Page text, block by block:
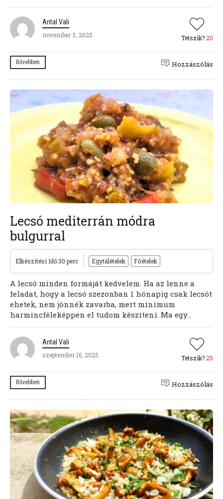
Antal Vali
november 3, 2025
Tetszik? 20
Bővebben Hozzászólás
Lecsó mediterrán módra
bulgurral
Elkészítési Idő:30 perc Egytálételek Főételek
A lecsó minden formáját kedvelem. Ha az lenne a
feladat, hogy a lecsó szezonban 1 hónapig csak lecsót
ehetek, nem jönnék zavarba, mert minimum
harmincféleképpen el tudom készíteni. Ma egy...
Antal Vali
szeptember 16, 2025
Tetszik? 25
Bővebben Hozzászólás